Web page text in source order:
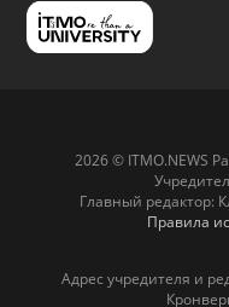
2026 © ITMO.NEWS
Главный редактор:
Правила
Адрес учредителя и